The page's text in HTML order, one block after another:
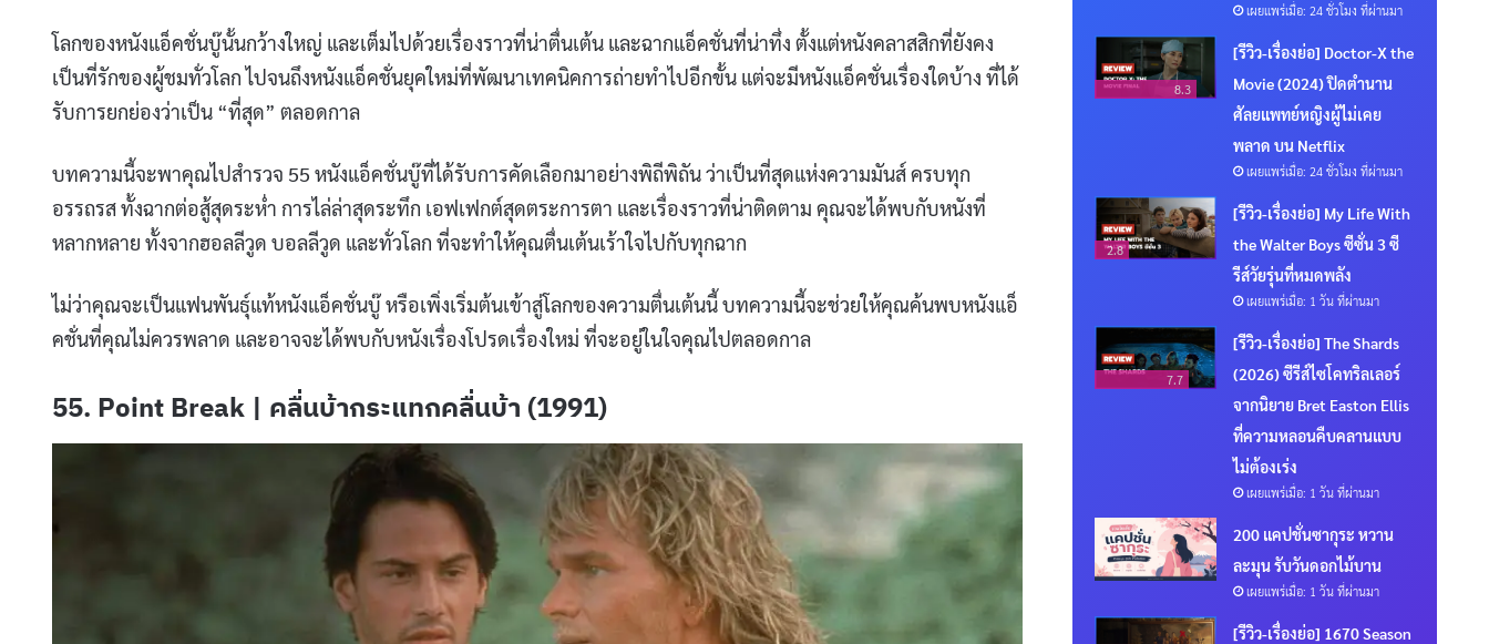
โลกของหนังแอ็คชั่นบู๊นั้นกว้างใหญ่ และเต็มไปด้วยเรื่องราวที่น่าตื่นเต้น และฉากแอ็คชั่นที่น่าทึ่ง ตั้งแต่หนังคลาสสิกที่ยังคง
เป็นที่รักของผู้ชมทั่วโลก ไปจนถึงหนังแอ็คชั่นยุคใหม่ที่พัฒนาเทคนิคการถ่ายทำไปอีกขั้น แต่จะมีหนังแอ็คชั่นเรื่องใดบ้าง ที่ได้
รับการยกย่องว่าเป็น “ที่สุด” ตลอดกาล
บทความนี้จะพาคุณไปสำรวจ 55 หนังแอ็คชั่นบู๊ที่ได้รับการคัดเลือกมาอย่างพิถีพิถัน ว่าเป็นที่สุดแห่งความมันส์ ครบทุก
อรรถรส ทั้งฉากต่อสู้สุดระห่ำ การไล่ล่าสุดระทึก เอฟเฟกต์สุดตระการตา และเรื่องราวที่น่าติดตาม คุณจะได้พบกับหนังที่
หลากหลาย ทั้งจากฮอลลีวูด บอลลีวูด และทั่วโลก ที่จะทำให้คุณตื่นเต้นเร้าใจไปกับทุกฉาก
ไม่ว่าคุณจะเป็นแฟนพันธุ์แท้หนังแอ็คชั่นบู๊ หรือเพิ่งเริ่มต้นเข้าสู่โลกของความตื่นเต้นนี้ บทความนี้จะช่วยให้คุณค้นพบหนังแอ็
คชั่นที่คุณไม่ควรพลาด และอาจจะได้พบกับหนังเรื่องโปรดเรื่องใหม่ ที่จะอยู่ในใจคุณไปตลอดกาล
55. Point Break | คลื่นบ้ากระแทกคลื่นบ้า (1991)
เผยแพร่เมื่อ: 24 ชั่วโมง ที่ผ่านมา
8.3
[รีวิว-เรื่องย่อ] Doctor-X the
Movie (2024) ปิดตำนาน
ศัลยแพทย์หญิงผู้ไม่เคย
พลาด บน Netflix
เผยแพร่เมื่อ: 24 ชั่วโมง ที่ผ่านมา
2.8
[รีวิว-เรื่องย่อ] My Life With
the Walter Boys ซีซั่น 3 ซี
รีส์วัยรุ่นที่หมดพลัง
เผยแพร่เมื่อ: 1 วัน ที่ผ่านมา
7.7
[รีวิว-เรื่องย่อ] The Shards
(2026) ซีรีส์ไซโคทริลเลอร์
จากนิยาย Bret Easton Ellis
ที่ความหลอนคืบคลานแบบ
ไม่ต้องเร่ง
เผยแพร่เมื่อ: 1 วัน ที่ผ่านมา
200 แคปชั่นซากุระ หวาน
ละมุน รับวันดอกไม้บาน
เผยแพร่เมื่อ: 1 วัน ที่ผ่านมา
[รีวิว-เรื่องย่อ] 1670 Season